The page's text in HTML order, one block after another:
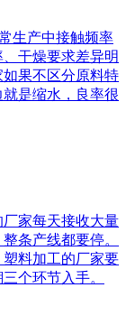
生产中接触频率
干燥要求差异明
果不区分原料特
是缩水，良率很
家每天接收大量
条产线都要停。
料加工的厂家要
个环节入手。